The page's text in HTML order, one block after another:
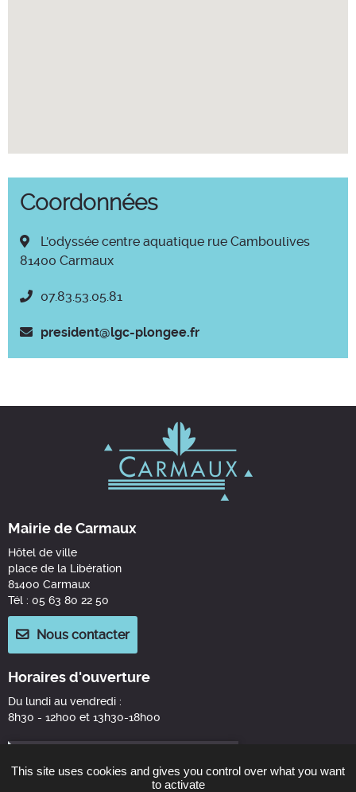
Coordonnées
L'odyssée centre aquatique rue Camboulives
81400 Carmaux
07.83.53.05.81
president@lgc-plongee.fr
Mairie de Carmaux
Hôtel de ville
place de la Libération
81400 Carmaux
Tél : 05 63 80 22 50
Nous contacter
Horaires d'ouverture
Du lundi au vendredi :
8h30 - 12h00 et 13h30-18h00
This site uses cookies and gives you control over what you want
to activate